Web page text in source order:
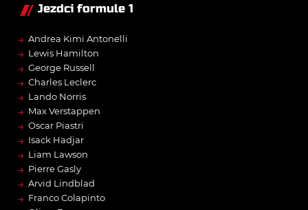
Jezdci formule 1
→ Andrea Kimi Antonelli
→ Lewis Hamilton
→ George Russell
→ Charles Leclerc
→ Lando Norris
→ Max Verstappen
→ Oscar Piastri
→ Isack Hadjar
→ Liam Lawson
→ Pierre Gasly
→ Arvid Lindblad
→ Franco Colapinto